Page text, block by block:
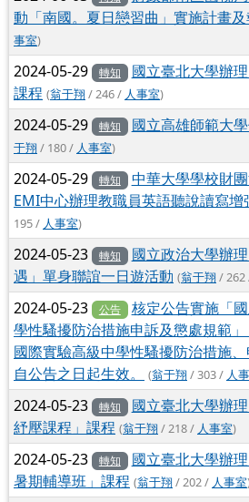
動「南國。夏日戀習曲」實施計畫
事室)
2024-05-29 轉知
國立臺北大學辦
課程 (翁于翔/ 246 / 人事室)
2024-05-29 轉知 國立高雄師範大
于翔 / 180 / 人事室)
2024-05-29 轉知
中華大學學校財
EMI中心辦理教職員英語聽說讀寫增
195 / 人事室)
2024-05-23 轉知
國立政治大學辦
遇」單身聯誼一日遊活動 (翁于翔 / 262
2024-05-23 公告
核定公告實施「
學性騷擾防治措施申訴及懲處規範
國際實驗高級中學性騷擾防治措施
自公告之日起生效。
(翁于翔/ 303 / 人
2024-05-23 轉知
國立臺北大學辦
紓壓課程」課程 (翁于翔 / 218 / 人事室)
2024-05-23 轉知
國立臺北大學辦
暑期輔導班」課程 (翁于翔/ 202 / 人事室